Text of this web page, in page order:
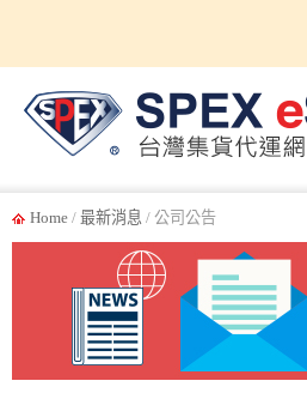
Home / 最新消息 / 公司公告